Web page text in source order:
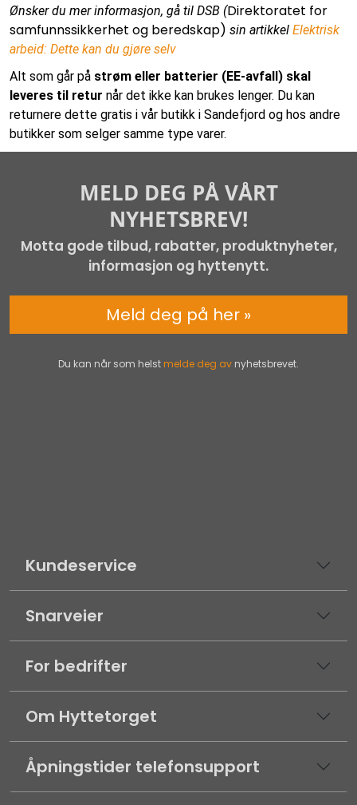
Ønsker du mer informasjon, gå til DSB (Direktoratet for
samfunnssikkerhet og beredskap) sin artikkel Elektrisk
arbeid: Dette kan du gjøre selv
Alt som går på strøm eller batterier (EE-avfall) skal
leveres til retur når det ikke kan brukes lenger. Du kan
returnere dette gratis i vår butikk i Sandefjord og hos andre
butikker som selger samme type varer.
Kundeservice
Snarveier
For bedrifter
Om Hyttetorget
Åpningstider telefonsupport
MELD DEG PÅ VÅRT
NYHETSBREV!
Motta gode tilbud, rabatter, produktnyheter,
informasjon og hyttenytt.
Du kan når som helst melde deg av nyhetsbrevet.
Meld deg på her »